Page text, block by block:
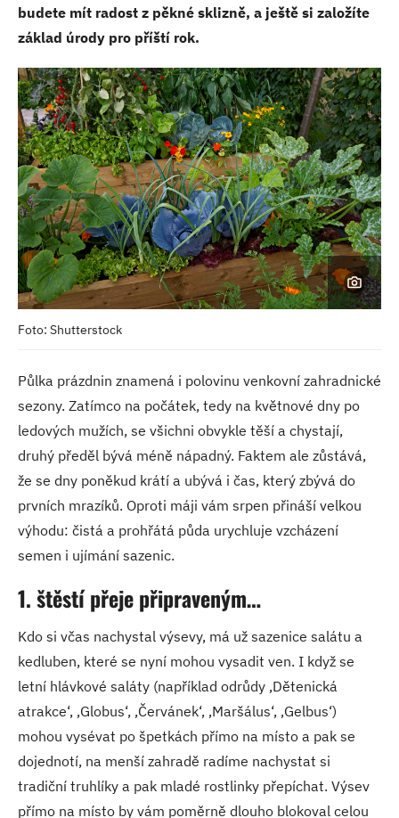
budete mít radost z pěkné sklizně, a ještě si založíte
základ úrody pro příští rok.
Foto: Shutterstock
Půlka prázdnin znamená i polovinu venkovní zahradnické
sezony. Zatímco na počátek, tedy na květnové dny po
ledových mužích, se všichni obvykle těší a chystají,
druhý předěl bývá méně nápadný. Faktem ale zůstává,
že se dny poněkud krátí a ubývá i čas, který zbývá do
prvních mrazíků. Oproti máji vám srpen přináší velkou
výhodu: čistá a prohřátá půda urychluje vzcházení
semen i ujímání sazenic.
1. štěstí přeje připraveným…
Kdo si včas nachystal výsevy, má už sazenice salátu a
kedluben, které se nyní mohou vysadit ven. I když se
letní hlávkové saláty (například odrůdy ‚Dětenická
atrakce‘, ‚Globus‘, ‚Červánek‘, ‚Maršálus‘, ‚Gelbus‘)
mohou vysévat po špetkách přímo na místo a pak se
dojednotí, na menší zahradě radíme nachystat si
tradiční truhlíky a pak mladé rostlinky přepíchat. Výsev
přímo na místo by vám poměrně dlouho blokoval celou